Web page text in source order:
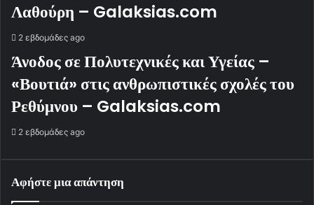
Λαθούρη – Galaksias.com
2 εβδομάδες ago
Άνοδος σε Πολυτεχνικές και Υγείας –
«Βουτιά» στις ανθρωπιστικές σχολές του
Ρεθύμνου – Galaksias.com
2 εβδομάδες ago
Αφήστε μια απάντηση